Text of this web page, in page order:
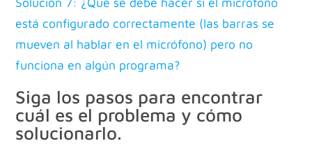
está configurado correctamente (las barras se
mueven al hablar en el micrófono) pero no
funciona en algún programa?
Siga los pasos para encontrar
cuál es el problema y cómo
solucionarlo.